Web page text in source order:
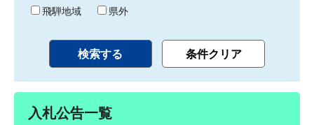
飛騨地域
県外
入札公告一覧